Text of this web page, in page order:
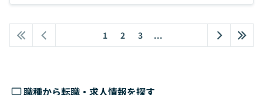
1 2 3 ...
職種から転職・求人情報を探す